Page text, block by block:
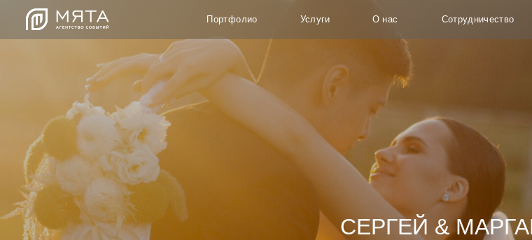
Контакты
Сотрудничество
Портфолио
Серпухов. Ранчо. Любовь.
СЕРГЕЙ & МАРГАРИТА